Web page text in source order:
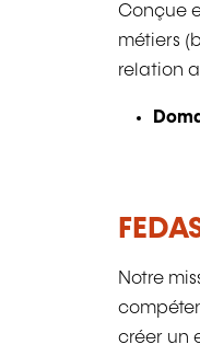
Conçue
métiers
relation
Notre
créer un